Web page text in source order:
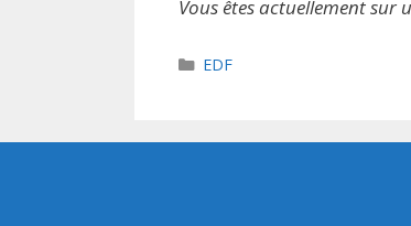
Vous êtes actuellement sur
Catégories
EDF